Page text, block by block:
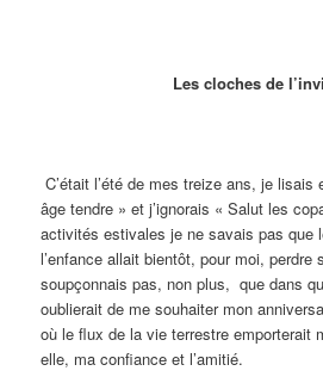
Les cloches de
C’était l’été de mes treize ans, je lisais
âge tendre » et j’ignorais « Salut les
activités estivales je ne savais pas que
l’enfance allait bientôt, pour moi, perdre
soupçonnais pas, non plus, que dans
oublierait de me souhaiter mon
où le flux de la vie terrestre emporterait
elle, ma confiance et l’amitié.